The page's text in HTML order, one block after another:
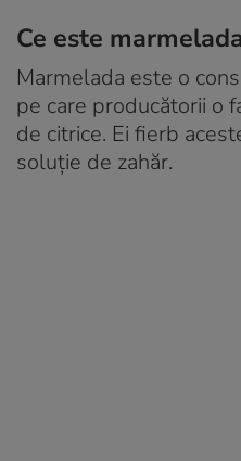
Ce este
Marmelada este o
pe care producătorii o
de citrice. Ei fierb
soluție de zahăr.